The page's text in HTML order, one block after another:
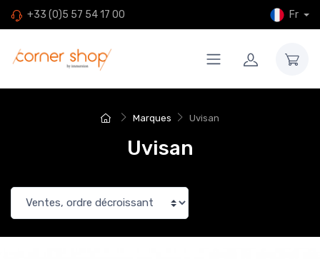
+33 (0)5 57 54 17 00 Fr
Marques Uvisan
Uvisan